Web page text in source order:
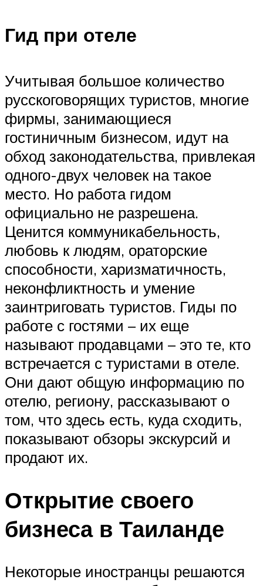
Гид при отеле
Учитывая большое количество
русскоговорящих туристов, многие
фирмы, занимающиеся
гостиничным бизнесом, идут на
обход законодательства, привлекая
одного-двух человек на такое
место. Но работа гидом
официально не разрешена.
Ценится коммуникабельность,
любовь к людям, ораторские
способности, харизматичность,
неконфликтность и умение
заинтриговать туристов. Гиды по
работе с гостями – их еще
называют продавцами – это те, кто
встречается с туристами в отеле.
Они дают общую информацию по
отелю, региону, рассказывают о
том, что здесь есть, куда сходить,
показывают обзоры экскурсий и
продают их.
Открытие своего
бизнеса в Таиланде
Некоторые иностранцы решаются